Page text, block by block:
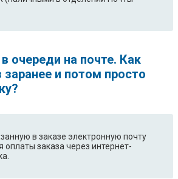
очереди на почте. Как
заранее и потом просто
в заказе электронную почту
заказа через интернет-